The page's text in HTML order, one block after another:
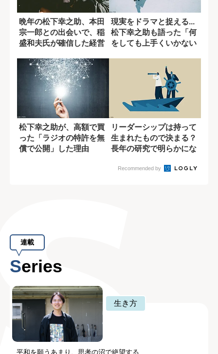
晩年の松下幸之助、本田
宗一郎との出会いで、稲
盛和夫氏が確信した経営
現実をドラマと捉える...
松下幸之助も語った「何
をしても上手くいかない
松下幸之助が、高額で買
った「ラジオの特許を無
償で公開」した理由
リーダーシップは持って
生まれたもので決まる？
長年の研究で明らかにな
Recommended by
連載
Series
生き方
平和を願うあまり、思考の沼で絶望する